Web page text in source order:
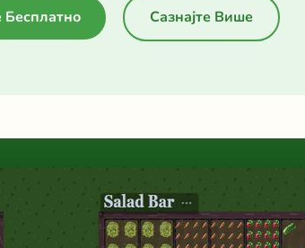
Бесплатно Сазнајте Више